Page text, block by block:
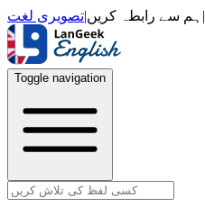
| ہم سے رابطہ کریں|تصویری لغت
Toggle navigation